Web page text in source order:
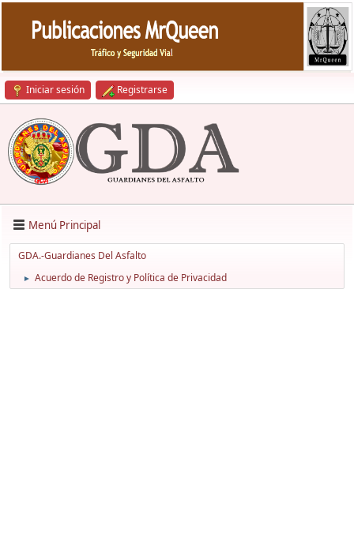
Iniciar sesión Registrarse
Menú Principal
GDA.-Guardianes Del Asfalto
► Acuerdo de Registro y Política de Privacidad